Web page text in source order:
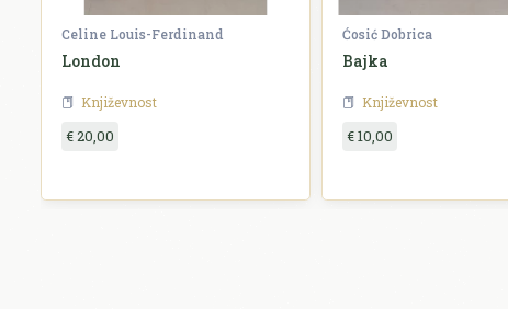
Celine Louis-Ferdinand
London
Književnost
€ 20,00
Ćosić Dobrica
Bajka
Književnost
€ 10,00